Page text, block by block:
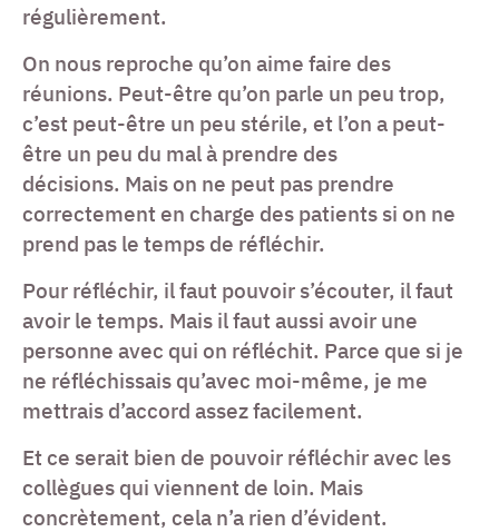
régulièrement.
On nous reproche qu’on aime faire des
réunions. Peut-être qu’on parle un peu trop,
c’est peut-être un peu stérile, et l’on a peut-
être un peu du mal à prendre des
décisions. Mais on ne peut pas prendre
correctement en charge des patients si on ne
prend pas le temps de réfléchir.
Pour réfléchir, il faut pouvoir s’écouter, il faut
avoir le temps. Mais il faut aussi avoir une
personne avec qui on réfléchit. Parce que si je
ne réfléchissais qu’avec moi-même, je me
mettrais d’accord assez facilement.
Et ce serait bien de pouvoir réfléchir avec les
collègues qui viennent de loin. Mais
concrètement, cela n’a rien d’évident.